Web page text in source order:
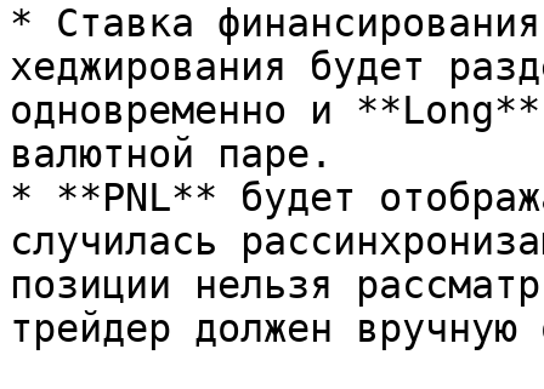
* Ставка
хеджирования будет
одновременно и
валютной паре.
* **PNL** будет
случилась
позиции нельзя
трейдер должен